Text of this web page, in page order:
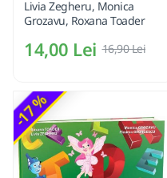
Livia Zegheru, Monica
Grozavu, Roxana Toader
14,00 Lei 16,90 Lei
-17 %